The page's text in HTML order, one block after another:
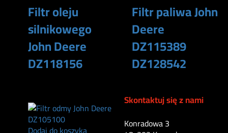
Filtr oleju
silnikowego
John Deere
DZ118156
Filtr paliwa John
Deere
DZ115389
DZ128542
Skontaktuj się z nami
Konradowa 3